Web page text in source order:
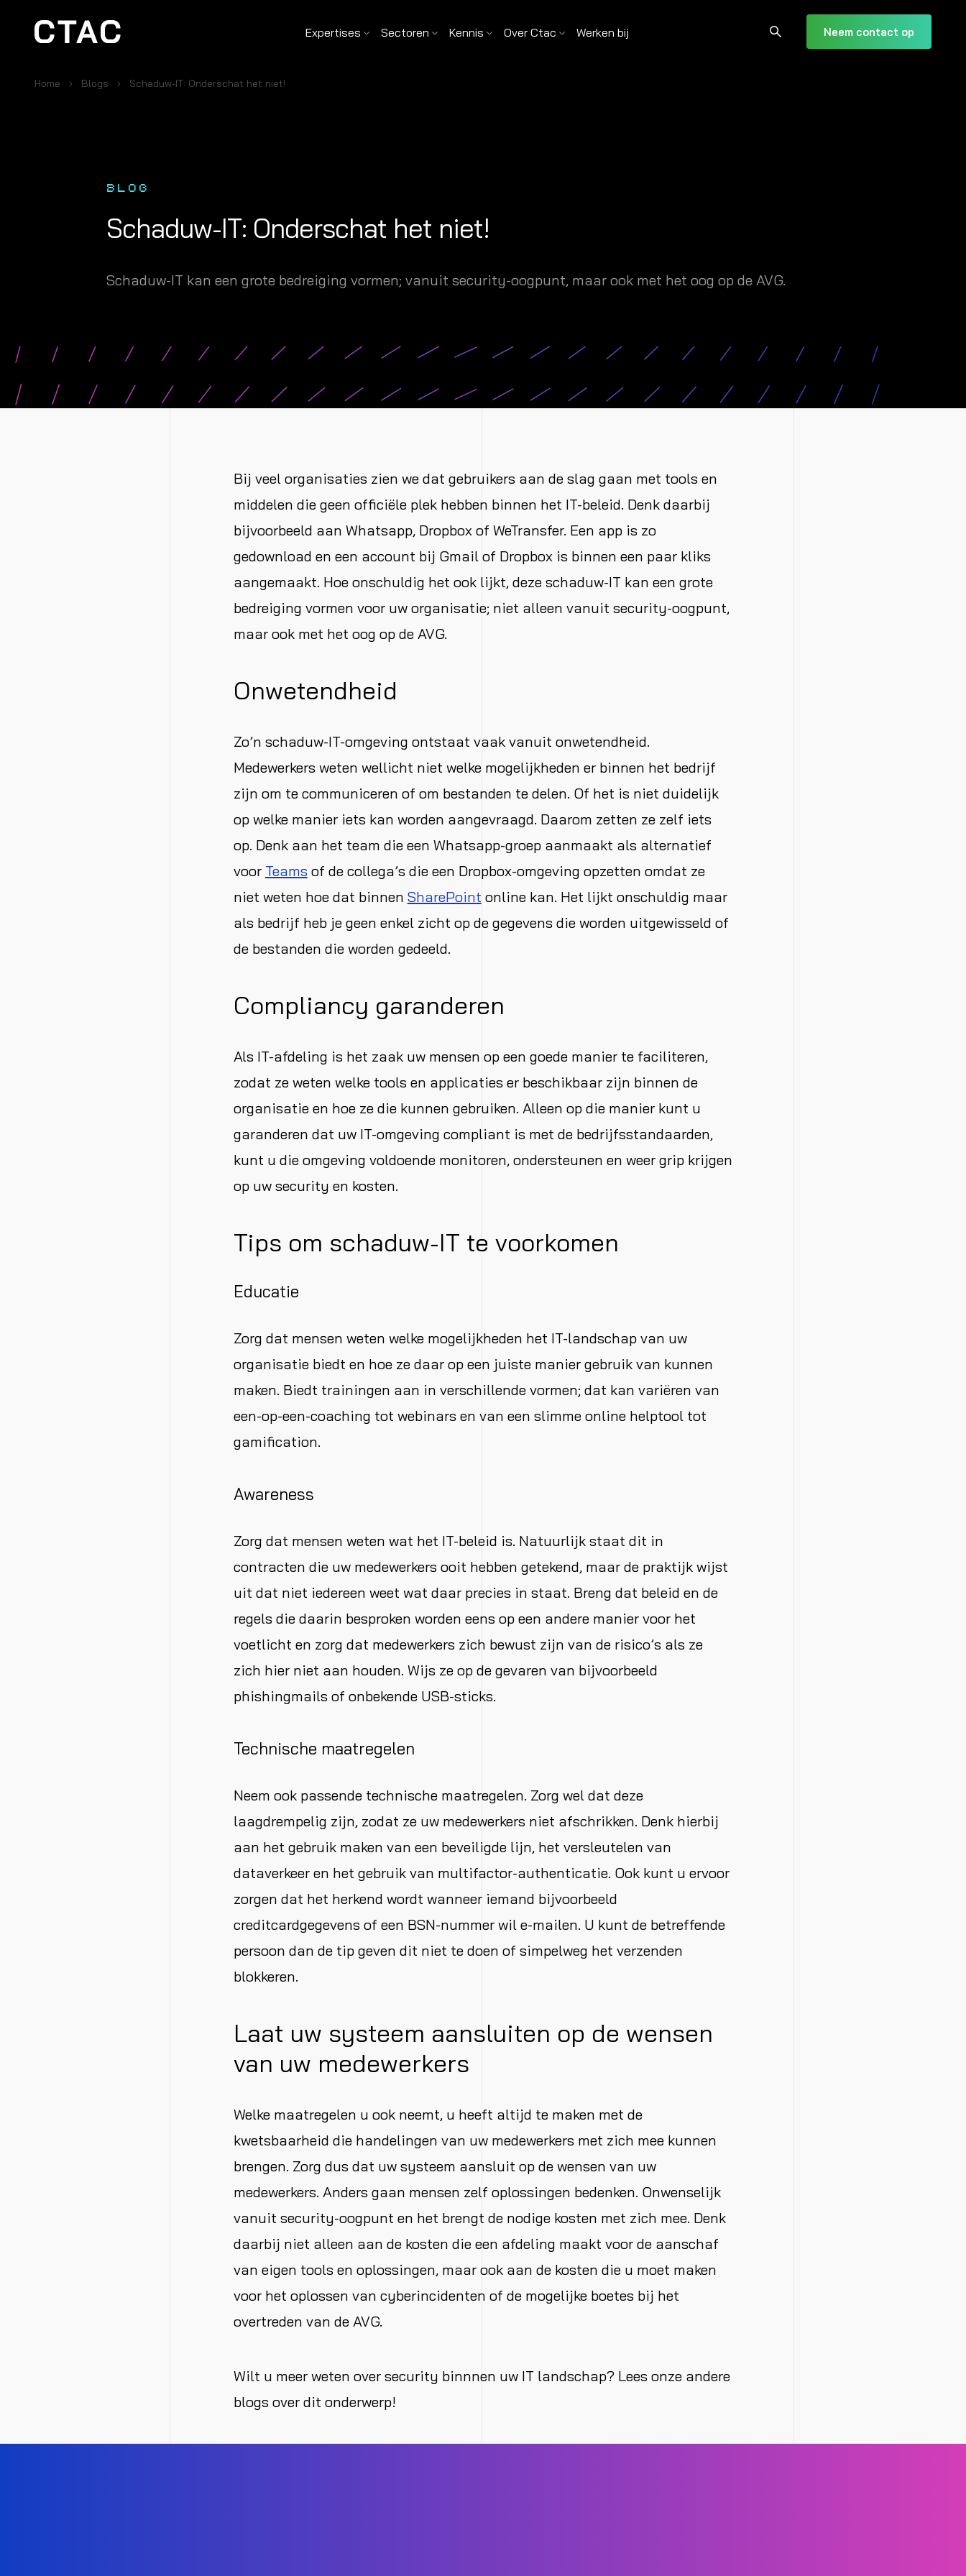
Expertises Sectoren Kennis Over Ctac Werken bij Neem contact op
Home Blogs Schaduw-IT: Onderschat het niet!
BLOG
Schaduw-IT: Onderschat het niet!
Schaduw-IT kan een grote bedreiging vormen; vanuit security-oogpunt, maar ook met het oog op de AVG.
Bij veel organisaties zien we dat gebruikers aan de slag gaan met tools en
middelen die geen officiële plek hebben binnen het IT-beleid. Denk daarbij
bijvoorbeeld aan Whatsapp, Dropbox of WeTransfer. Een app is zo
gedownload en een account bij Gmail of Dropbox is binnen een paar kliks
aangemaakt. Hoe onschuldig het ook lijkt, deze schaduw-IT kan een grote
bedreiging vormen voor uw organisatie; niet alleen vanuit security-oogpunt,
maar ook met het oog op de AVG.
Onwetendheid
Zo’n schaduw-IT-omgeving ontstaat vaak vanuit onwetendheid.
Medewerkers weten wellicht niet welke mogelijkheden er binnen het bedrijf
zijn om te communiceren of om bestanden te delen. Of het is niet duidelijk
op welke manier iets kan worden aangevraagd. Daarom zetten ze zelf iets
op. Denk aan het team die een Whatsapp-groep aanmaakt als alternatief
voor Teamsof de collega’s die een Dropbox-omgeving opzetten omdat ze
niet weten hoe dat binnen SharePoint online kan. Het lijkt onschuldig maar
als bedrijf heb je geen enkel zicht op de gegevens die worden uitgewisseld of
de bestanden die worden gedeeld.
Compliancy garanderen
Als IT-afdeling is het zaak uw mensen op een goede manier te faciliteren,
zodat ze weten welke tools en applicaties er beschikbaar zijn binnen de
organisatie en hoe ze die kunnen gebruiken. Alleen op die manier kunt u
garanderen dat uw IT-omgeving compliant is met de bedrijfsstandaarden,
kunt u die omgeving voldoende monitoren, ondersteunen en weer grip krijgen
op uw security en kosten.
Tips om schaduw-IT te voorkomen
Educatie
Zorg dat mensen weten welke mogelijkheden het IT-landschap van uw
organisatie biedt en hoe ze daar op een juiste manier gebruik van kunnen
maken. Biedt trainingen aan in verschillende vormen; dat kan variëren van
een-op-een-coaching tot webinars en van een slimme online helptool tot
gamification.
Awareness
Zorg dat mensen weten wat het IT-beleid is. Natuurlijk staat dit in
contracten die uw medewerkers ooit hebben getekend, maar de praktijk wijst
uit dat niet iedereen weet wat daar precies in staat. Breng dat beleid en de
regels die daarin besproken worden eens op een andere manier voor het
voetlicht en zorg dat medewerkers zich bewust zijn van de risico’s als ze
zich hier niet aan houden. Wijs ze op de gevaren van bijvoorbeeld
phishingmails of onbekende USB-sticks.
Technische maatregelen
Neem ook passende technische maatregelen. Zorg wel dat deze
laagdrempelig zijn, zodat ze uw medewerkers niet afschrikken. Denk hierbij
aan het gebruik maken van een beveiligde lijn, het versleutelen van
dataverkeer en het gebruik van multifactor-authenticatie. Ook kunt u ervoor
zorgen dat het herkend wordt wanneer iemand bijvoorbeeld
creditcardgegevens of een BSN-nummer wil e-mailen. U kunt de betreffende
persoon dan de tip geven dit niet te doen of simpelweg het verzenden
blokkeren.
Laat uw systeem aansluiten op de wensen
van uw medewerkers
Welke maatregelen u ook neemt, u heeft altijd te maken met de
kwetsbaarheid die handelingen van uw medewerkers met zich mee kunnen
brengen. Zorg dus dat uw systeem aansluit op de wensen van uw
medewerkers. Anders gaan mensen zelf oplossingen bedenken. Onwenselijk
vanuit security-oogpunt en het brengt de nodige kosten met zich mee. Denk
daarbij niet alleen aan de kosten die een afdeling maakt voor de aanschaf
van eigen tools en oplossingen, maar ook aan de kosten die u moet maken
voor het oplossen van cyberincidenten of de mogelijke boetes bij het
overtreden van de AVG.
Wilt u meer weten over security binnnen uw IT landschap? Lees onze andere
blogs over dit onderwerp!